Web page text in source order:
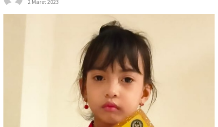
2 Maret 2023